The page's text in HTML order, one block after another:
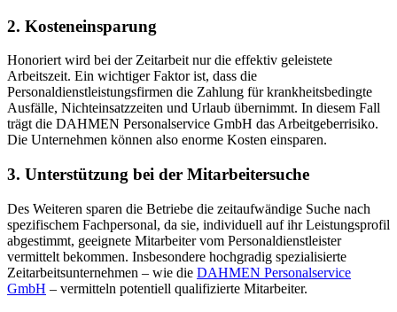
2. Kosteneinsparung
Honoriert wird bei der Zeitarbeit nur die effektiv geleistete
Arbeitszeit. Ein wichtiger Faktor ist, dass die
Personaldienstleistungsfirmen die Zahlung für krankheitsbedingte
Ausfälle, Nichteinsatzzeiten und Urlaub übernimmt. In diesem Fall
trägt die DAHMEN Personalservice GmbH das Arbeitgeberrisiko.
Die Unternehmen können also enorme Kosten einsparen.
3. Unterstützung bei der Mitarbeitersuche
Des Weiteren sparen die Betriebe die zeitaufwändige Suche nach
spezifischem Fachpersonal, da sie, individuell auf ihr Leistungsprofil
abgestimmt, geeignete Mitarbeiter vom Personaldienstleister
vermittelt bekommen. Insbesondere hochgradig spezialisierte
Zeitarbeitsunternehmen – wie die DAHMEN Personalservice
GmbH – vermitteln potentiell qualifizierte Mitarbeiter.